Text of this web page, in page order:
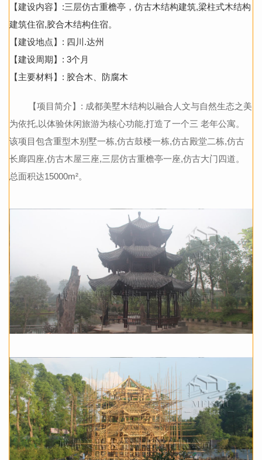
【建设内容】:三层仿古重檐亭，仿古木结构建筑,梁柱式木结构
建筑住宿,胶合木结构住宿。
【建设地点】: 四川.达州
【建设周期】: 3个月
【主要材料】: 胶合木、防腐木
【项目简介】: 成都美墅木结构以融合人文与自然生态之美
为依托,以体验休闲旅游为核心功能,打造了一个三 老年公寓。
该项目包含重型木别墅一栋,仿古鼓楼一栋,仿古殿堂二栋,仿古
长廊四座,仿古木屋三座,三层仿古重檐亭一座,仿古大门四道。
总面积达15000m²。